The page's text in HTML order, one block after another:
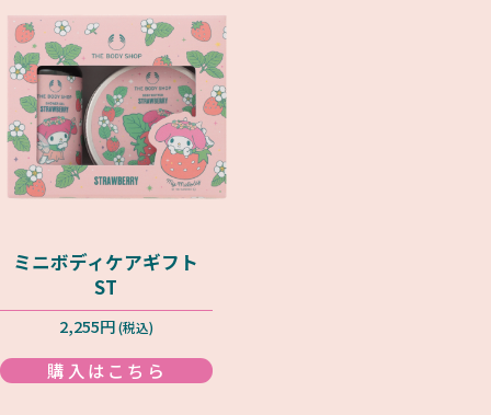
ミニボディケアギフト
ST
2,255円(税込)
購入はこちら